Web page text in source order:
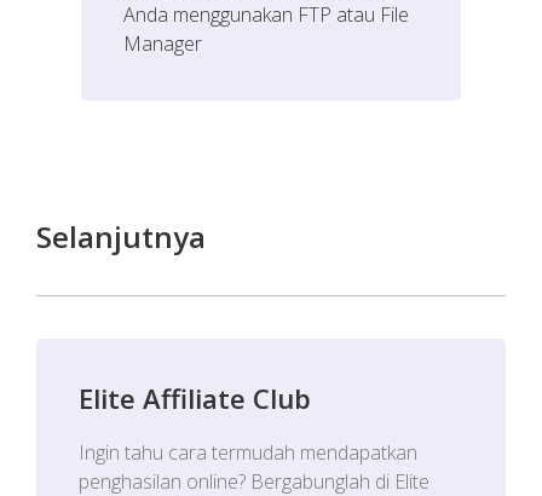
Anda menggunakan FTP atau File
Manager
Selanjutnya
Elite Affiliate Club
Ingin tahu cara termudah mendapatkan
penghasilan online? Bergabunglah di Elite